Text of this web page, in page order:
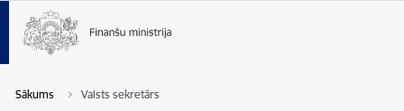
Sākums Valsts sekretārs